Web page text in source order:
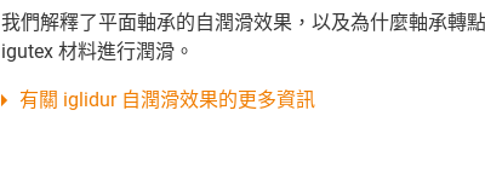
我們解釋了平面軸承的自潤滑效果，以及為什麼軸承轉
igutex 材料進行潤滑。
有關 iglidur 自潤滑效果的更多資訊